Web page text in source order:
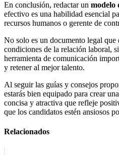
En conclusión, redactar un modelo
efectivo es una habilidad esencial
recursos humanos o gerente de
No solo es un documento legal que
condiciones de la relación laboral,
herramienta de comunicación
y retener al mejor talento.
Al seguir las guías y consejos
estarás bien equipado para crear
concisa y atractiva que refleje
que los candidatos estén ansiosos
Relacionados